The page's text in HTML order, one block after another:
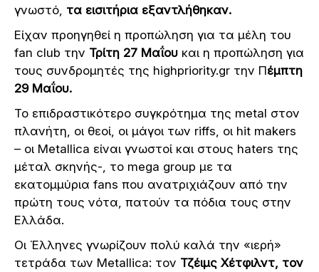
γνωστό, τα εισιτήρια εξαντλήθηκαν.
Είχαν προηγηθεί η προπώληση για τα μέλη του
fan club την Τρίτη 27 Μαΐου και η προπώληση για
τους συνδρομητές της highpriority.gr την Πέμπτη
29 Μαΐου.
Το επιδραστικότερο συγκρότημα της metal στον
πλανήτη, οι θεοί, οι μάγοι των riffs, οι hit makers
– οι Metallica είναι γνωστοί και στους haters της
μέταλ σκηνής-, το mega group με τα
εκατομμύρια fans που ανατριχιάζουν από την
πρώτη τους νότα, πατούν τα πόδια τους στην
Ελλάδα.
Οι Έλληνες γνωρίζουν πολύ καλά την «ιερή»
τετράδα των Metallica: τον Τζέιμς Χέτφιλντ, τον